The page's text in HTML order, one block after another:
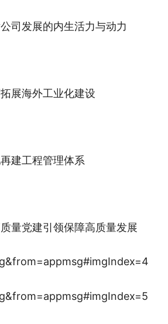
司发展的内生活力与动力
展海外工业化建设
建工程管理体系
量党建引领保障高质量发展